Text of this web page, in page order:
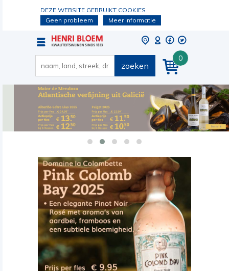
DEZE WEBSITE GEBRUIKT COOKIES
Geen probleem
Meer informatie
0
zoeken